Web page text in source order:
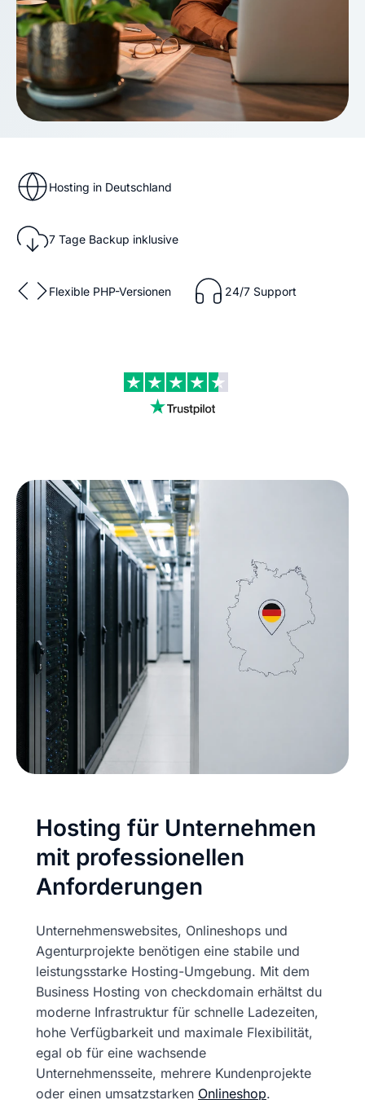
Hosting in Deutschland
7 Tage Backup inklusive
Flexible PHP-Versionen 24/7 Support
Hosting für Unternehmen
mit professionellen
Anforderungen
Unternehmenswebsites, Onlineshops und
Agenturprojekte benötigen eine stabile und
leistungsstarke Hosting-Umgebung. Mit dem
Business Hosting von checkdomain erhältst du
moderne Infrastruktur für schnelle Ladezeiten,
hohe Verfügbarkeit und maximale Flexibilität,
egal ob für eine wachsende
Unternehmensseite, mehrere Kundenprojekte
oder einen umsatzstarken Onlineshop.